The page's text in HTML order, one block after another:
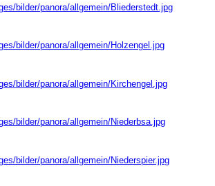
bilder/panora/allgemein/Bliederstedt.jpg
bilder/panora/allgemein/Holzengel.jpg
bilder/panora/allgemein/Kirchengel.jpg
bilder/panora/allgemein/Niederbsa.jpg
bilder/panora/allgemein/Niederspier.jpg